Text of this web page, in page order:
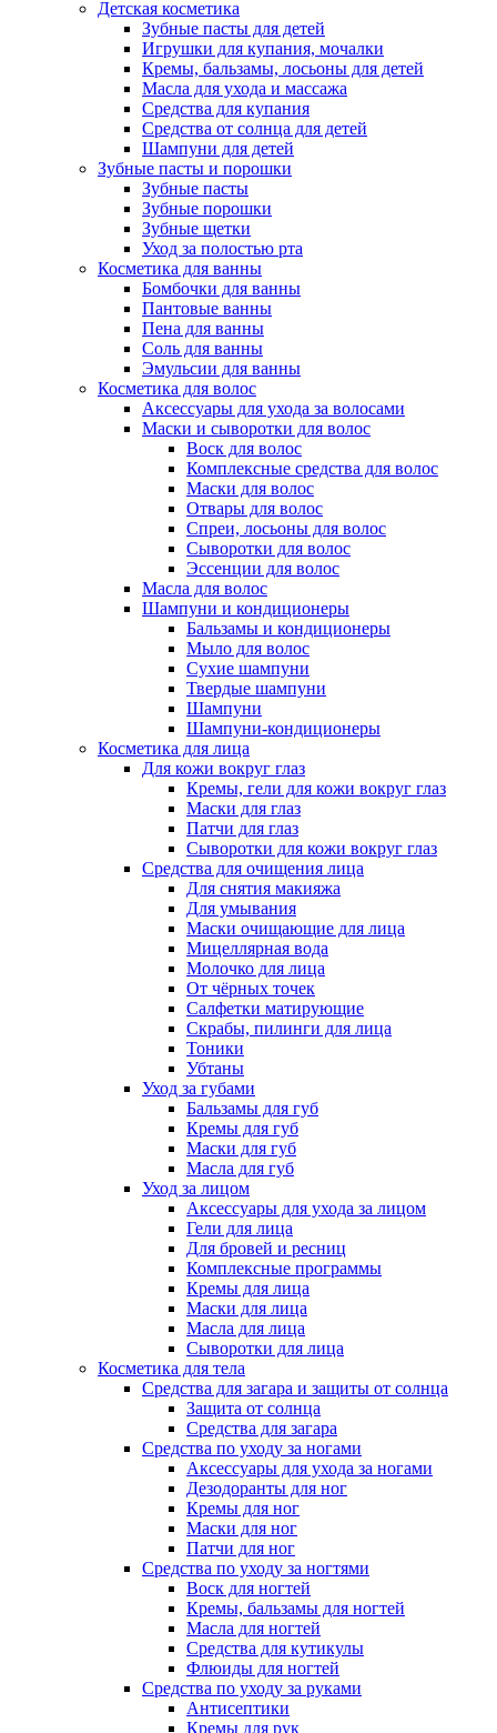
Детская косметика
Зубные пасты для детей
Игрушки для купания, мочалки
Кремы, бальзамы, лосьоны для детей
Масла для ухода и массажа
Средства для купания
Средства от солнца для детей
Шампуни для детей
Зубные пасты и порошки
Зубные пасты
Зубные порошки
Зубные щетки
Уход за полостью рта
Косметика для ванны
Бомбочки для ванны
Пантовые ванны
Пена для ванны
Соль для ванны
Эмульсии для ванны
Косметика для волос
Аксессуары для ухода за волосами
Маски и сыворотки для волос
Воск для волос
Комплексные средства для волос
Маски для волос
Отвары для волос
Спреи, лосьоны для волос
Сыворотки для волос
Эссенции для волос
Масла для волос
Шампуни и кондиционеры
Бальзамы и кондиционеры
Мыло для волос
Сухие шампуни
Твердые шампуни
Шампуни
Шампуни-кондиционеры
Косметика для лица
Для кожи вокруг глаз
Кремы, гели для кожи вокруг глаз
Маски для глаз
Патчи для глаз
Сыворотки для кожи вокруг глаз
Средства для очищения лица
Для снятия макияжа
Для умывания
Маски очищающие для лица
Мицеллярная вода
Молочко для лица
От чёрных точек
Салфетки матирующие
Скрабы, пилинги для лица
Тоники
Убтаны
Уход за губами
Бальзамы для губ
Кремы для губ
Маски для губ
Масла для губ
Уход за лицом
Аксессуары для ухода за лицом
Гели для лица
Для бровей и ресниц
Комплексные программы
Кремы для лица
Маски для лица
Масла для лица
Сыворотки для лица
Косметика для тела
Средства для загара и защиты от солнца
Защита от солнца
Средства для загара
Средства по уходу за ногами
Аксессуары для ухода за ногами
Дезодоранты для ног
Кремы для ног
Маски для ног
Патчи для ног
Средства по уходу за ногтями
Воск для ногтей
Кремы, бальзамы для ногтей
Масла для ногтей
Средства для кутикулы
Флюиды для ногтей
Средства по уходу за руками
Антисептики
Кремы для рук